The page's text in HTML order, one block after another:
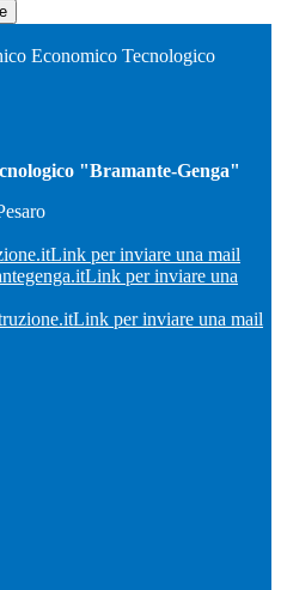
Economico Tecnologico
"Bramante-Genga"
Link per inviare una mail
Link per inviare una
Link per inviare una mail